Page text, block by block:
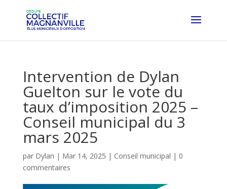
Intervention de Dylan
Guelton sur le vote du
taux d’imposition 2025 –
Conseil municipal du 3
mars 2025
par Dylan | Mar 14, 2025 | Conseil municipal | 0
commentaires